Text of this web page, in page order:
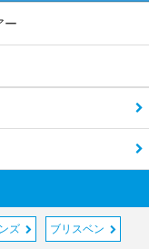
ー
ズ ブリスベン